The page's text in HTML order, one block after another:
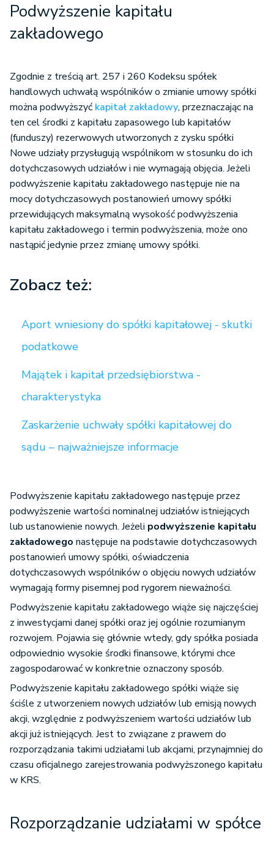
Podwyższenie kapitału
zakładowego
Zgodnie z treścią art. 257 i 260 Kodeksu spółek
handlowych uchwałą wspólników o zmianie umowy spółki
można podwyższyć kapitał zakładowy, przeznaczając na
ten cel środki z kapitału zapasowego lub kapitałów
(funduszy) rezerwowych utworzonych z zysku spółki
Nowe udziały przysługują wspólnikom w stosunku do ich
dotychczasowych udziałów i nie wymagają objęcia. Jeżeli
podwyższenie kapitału zakładowego następuje nie na
mocy dotychczasowych postanowień umowy spółki
przewidujących maksymalną wysokość podwyższenia
kapitału zakładowego i termin podwyższenia, może ono
nastąpić jedynie przez zmianę umowy spółki.
Zobacz też:
Aport wniesiony do spółki kapitałowej - skutki
podatkowe
Majątek i kapitał przedsiębiorstwa -
charakterystyka
Zaskarżenie uchwały spółki kapitałowej do
sądu – najważniejsze informacje
Podwyższenie kapitału zakładowego następuje przez
podwyższenie wartości nominalnej udziałów istniejących
lub ustanowienie nowych. Jeżeli podwyższenie kapitału
zakładowego następuje na podstawie dotychczasowych
postanowień umowy spółki, oświadczenia
dotychczasowych wspólników o objęciu nowych udziałów
wymagają formy pisemnej pod rygorem nieważności.
Podwyższenie kapitału zakładowego wiąże się najczęściej
z inwestycjami danej spółki oraz jej ogólnie rozumianym
rozwojem. Pojawia się głównie wtedy, gdy spółka posiada
odpowiednio wysokie środki finansowe, którymi chce
zagospodarować w konkretnie oznaczony sposób.
Podwyższenie kapitału zakładowego spółki wiąże się
ściśle z utworzeniem nowych udziałów lub emisją nowych
akcji, względnie z podwyższeniem wartości udziałów lub
akcji już istniejących. Jest to związane z prawem do
rozporządzania takimi udziałami lub akcjami, przynajmniej do
czasu oficjalnego zarejestrowania podwyższonego kapitału
w KRS.
Rozporządzanie udziałami w spółce